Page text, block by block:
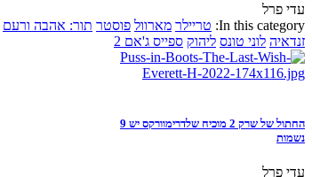
עדי פרל
In this category: טריילר מארוול פוסטר תור: אהבה ורעם
זנדאיה לוני טונס ליהוק ספייס ג'אם 2
החתול של שרק 2 מוכיח שלדרימוורקס יש 9
נשמות
עדי פרל